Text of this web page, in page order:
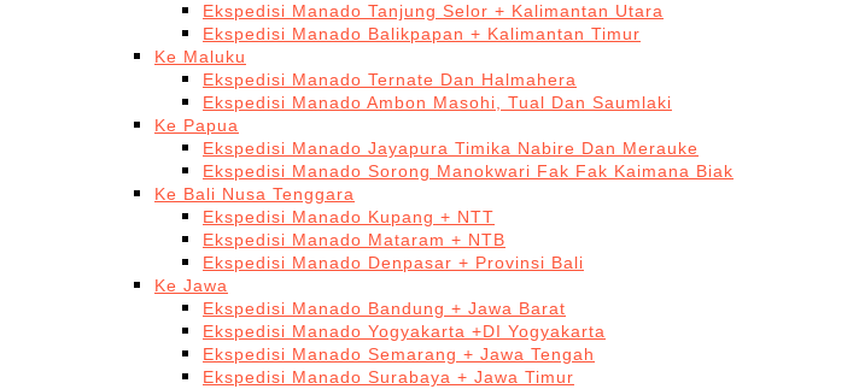
Ekspedisi Manado Tanjung Selor + Kalimantan Utara
Ekspedisi Manado Balikpapan + Kalimantan Timur
Ke Maluku
Ekspedisi Manado Ternate Dan Halmahera
Ekspedisi Manado Ambon Masohi, Tual Dan Saumlaki
Ke Papua
Ekspedisi Manado Jayapura Timika Nabire Dan Merauke
Ekspedisi Manado Sorong Manokwari Fak Fak Kaimana Biak
Ke Bali Nusa Tenggara
Ekspedisi Manado Kupang + NTT
Ekspedisi Manado Mataram + NTB
Ekspedisi Manado Denpasar + Provinsi Bali
Ke Jawa
Ekspedisi Manado Bandung + Jawa Barat
Ekspedisi Manado Yogyakarta +DI Yogyakarta
Ekspedisi Manado Semarang + Jawa Tengah
Ekspedisi Manado Surabaya + Jawa Timur